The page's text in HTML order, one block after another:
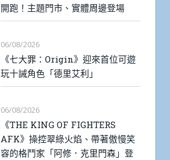
開跑！主題門市、實體周邊登場
06/08/2026
《七大罪：Origin》迎來首位可遊
玩十誡角色「德里艾利」
06/08/2026
《THE KING OF FIGHTERS
AFK》操控翠綠火焰、帶著傲慢笑
容的格鬥家「阿修．克里門森」登